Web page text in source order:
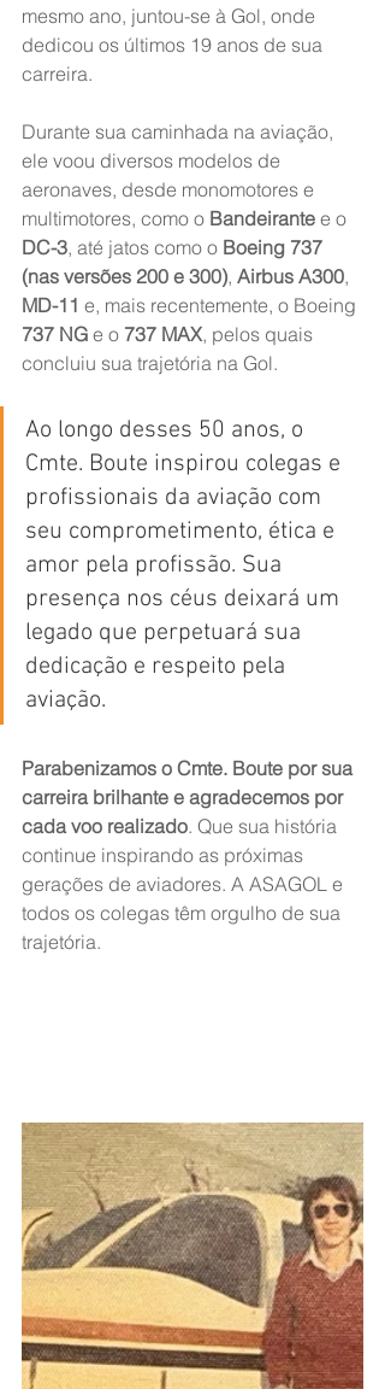
mesmo ano, juntou-se à Gol, onde
dedicou os últimos 19 anos de sua
carreira.
Durante sua caminhada na aviação,
ele voou diversos modelos de
aeronaves, desde monomotores e
multimotores, como o Bandeirante e o
DC-3, até jatos como o Boeing 737
(nas versões 200 e 300), Airbus A300,
MD-11 e, mais recentemente, o Boeing
737 NG e o 737 MAX, pelos quais
concluiu sua trajetória na Gol.
Ao longo desses 50 anos, o
Cmte. Boute inspirou colegas e
profissionais da aviação com
seu comprometimento, ética e
amor pela profissão. Sua
presença nos céus deixará um
legado que perpetuará sua
dedicação e respeito pela
aviação.
Parabenizamos o Cmte. Boute por sua
carreira brilhante e agradecemos por
cada voo realizado. Que sua história
continue inspirando as próximas
gerações de aviadores. A ASAGOL e
todos os colegas têm orgulho de sua
trajetória.